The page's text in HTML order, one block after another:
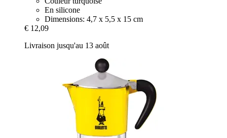
En silicone
Dimensions: 4,7 x 5,5 x 15 cm
€ 12,09
Livraison jusqu'au 13 août